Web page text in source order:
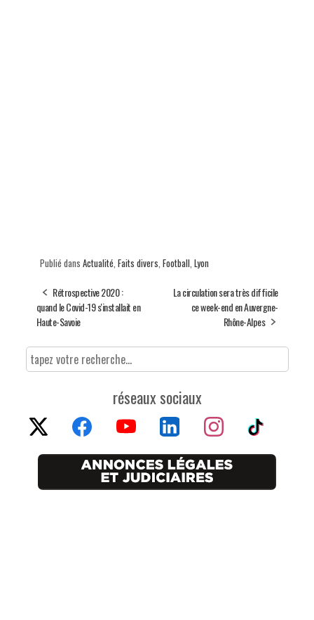
Publié dans Actualité, Faits divers, Football, Lyon
Rétrospective 2020 :
quand le Covid-19 s'installait en
Haute-Savoie
La circulation sera très difficile
ce week-end en Auvergne-
Rhône-Alpes
réseaux sociaux